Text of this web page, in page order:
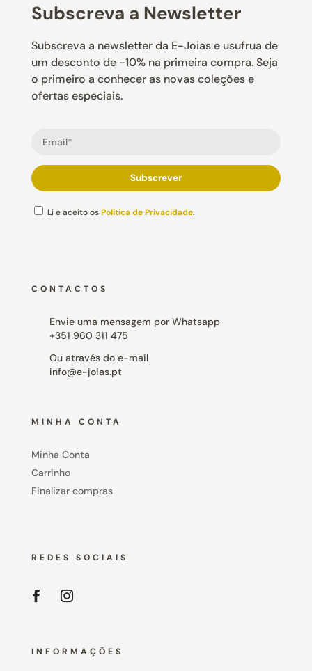
Subscreva a Newsletter
Subscreva a newsletter da E-Joias e usufrua de
um desconto de -10% na primeira compra. Seja
o primeiro a conhecer as novas coleções e
ofertas especiais.
Li e aceito osPolítica de Privacidade.
CONTACTOS
Envie uma mensagem por Whatsapp
+351 960 311 475
Ou através do e-mail
info@e-joias.pt
MINHA CONTA
Minha Conta
Carrinho
Finalizar compras
REDES SOCIAIS
INFORMAÇÕES